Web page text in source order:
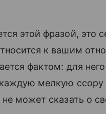
этой фразой, это
к вашим
фактом: для
мелкую ссору
может сказать о